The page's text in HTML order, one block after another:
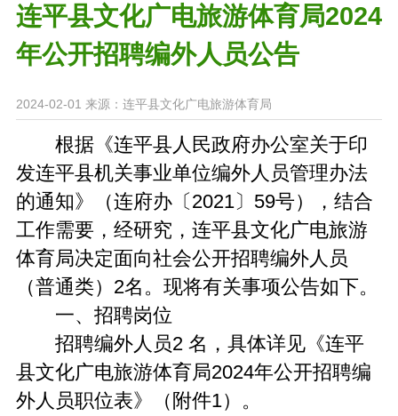
连平县文化广电旅游体育局2024
年公开招聘编外人员公告
2024-02-01 来源：连平县文化广电旅游体育局
根据《连平县人民政府办公室关于印
发连平县机关事业单位编外人员管理办法
的通知》（连府办〔2021〕59号），结合
工作需要，经研究，连平县文化广电旅游
体育局决定面向社会公开招聘编外人员
（普通类）2名。现将有关事项公告如下。
一、招聘岗位
招聘编外人员2 名，具体详见《连平
县文化广电旅游体育局2024年公开招聘编
外人员职位表》（附件1）。